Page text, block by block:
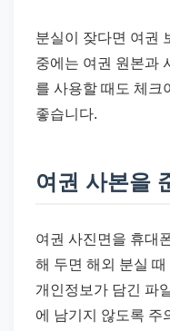
분실이 잦다면 여권
중에는 여권 원본과
를 사용할 때도 체크
좋습니다.
여권 사본을
여권 사진면을 휴대
해 두면 해외 분실
개인정보가 담긴 파
에 남기지 않도록 주